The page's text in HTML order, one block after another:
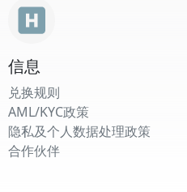
信息
兑换规则
AML/KYC政策
隐私及个人数据处理政策
合作伙伴